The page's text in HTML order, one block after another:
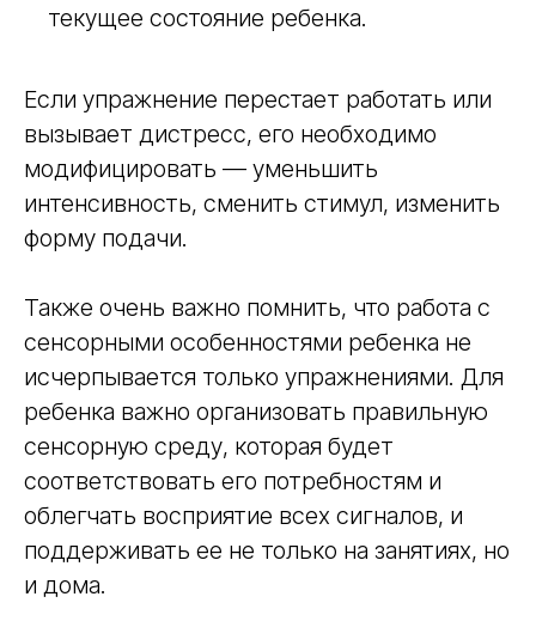
текущее состояние ребенка.
Если упражнение перестает работать или
вызывает дистресс, его необходимо
модифицировать — уменьшить
интенсивность, сменить стимул, изменить
форму подачи.
Также очень важно помнить, что работа с
сенсорными особенностями ребенка не
исчерпывается только упражнениями. Для
ребенка важно организовать правильную
сенсорную среду, которая будет
соответствовать его потребностям и
облегчать восприятие всех сигналов, и
поддерживать ее не только на занятиях, но
и дома.